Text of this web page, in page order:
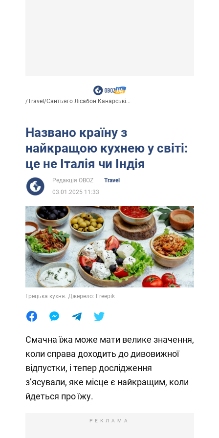
/Travel /Сантьяго Лісабон Канарські...
Названо країну з
найкращою кухнею у світі:
це не Італія чи Індія
Редакція OBOZ
Travel
03.01.2025 11:33
Грецька кухня. Джерело: Freepik
Смачна їжа може мати велике значення,
коли справа доходить до дивовижної
відпустки, і тепер дослідження
з’ясували, яке місце є найкращим, коли
йдеться про їжу.
РЕКЛАМА